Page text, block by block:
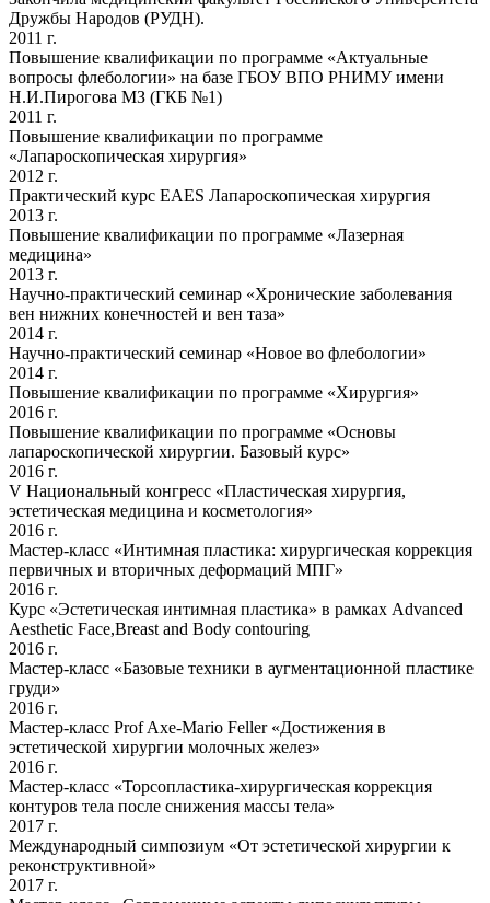
Дружбы Народов (РУДН).
2011 г.
Повышение квалификации по программе «Актуальные
вопросы флебологии» на базе ГБОУ ВПО РНИМУ имени
Н.И.Пирогова МЗ (ГКБ №1)
2011 г.
Повышение квалификации по программе
«Лапароскопическая хирургия»
2012 г.
Практический курс EAES Лапароскопическая хирургия
2013 г.
Повышение квалификации по программе «Лазерная
медицина»
2013 г.
Научно-практический семинар «Хронические заболевания
вен нижних конечностей и вен таза»
2014 г.
Научно-практический семинар «Новое во флебологии»
2014 г.
Повышение квалификации по программе «Хирургия»
2016 г.
Повышение квалификации по программе «Основы
лапароскопической хирургии. Базовый курс»
2016 г.
V Национальный конгресс «Пластическая хирургия,
эстетическая медицина и косметология»
2016 г.
Мастер-класс «Интимная пластика: хирургическая коррекция
первичных и вторичных деформаций МПГ»
2016 г.
Курс «Эстетическая интимная пластика» в рамках Advanced
Aesthetic Face,Breast and Body contouring
2016 г.
Мастер-класс «Базовые техники в аугментационной пластике
груди»
2016 г.
Мастер-класс Prof Axe-Mario Feller «Достижения в
эстетической хирургии молочных желез»
2016 г.
Мастер-класс «Торсопластика-хирургическая коррекция
контуров тела после снижения массы тела»
2017 г.
Международный симпозиум «От эстетической хирургии к
реконструктивной»
2017 г.